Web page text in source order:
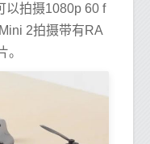
以拍摄1080p 60 f
2拍摄带有RA
。